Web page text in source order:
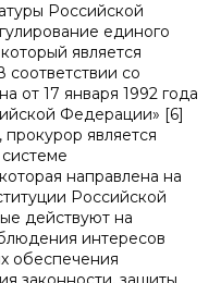
Российской
единого
является
соответствии со
от 17 января 1992 года
Федерации» [6]
является
направлена на
Российской
действуют на
интересов
обеспечения